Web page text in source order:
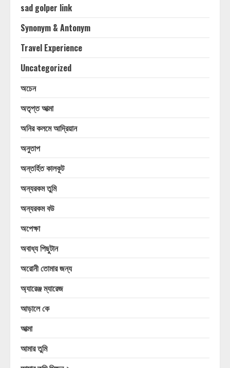
sad golper link
Synonym & Antonym
Travel Experience
Uncategorized
অচেন
অতৃপ্ত আত্মা
অনির কলমে আদ্রিয়ান
অনুতাপ
অন্তর্হিত কালকূট
অন্যরকম তুমি
অন্যরকম বউ
অপেক্ষা
অবাধ্য পিছুটান
অরোনী তোমার জন্য
অ্যারেঞ্জ ম্যারেজ
আড়ালে কে
আত্মা
আমার তুমি